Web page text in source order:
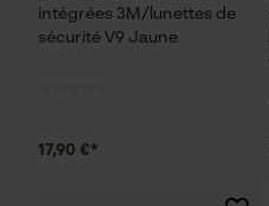
intégrées 3M/lunettes de
sécurité V9 Jaune
17,90 €*